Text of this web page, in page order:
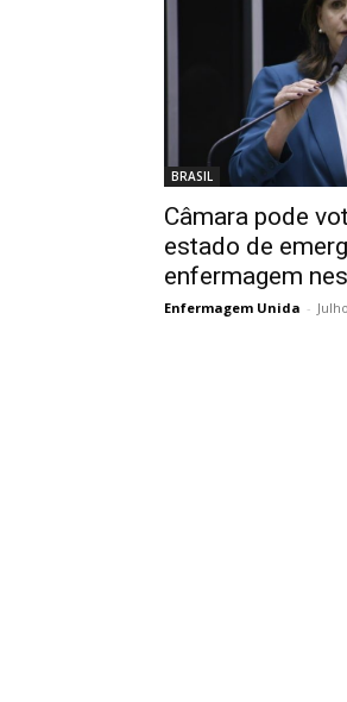
BRASIL
Câmara pode
estado de
enfermagem
Enfermagem Unida -